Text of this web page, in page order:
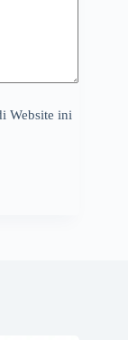
Website ini